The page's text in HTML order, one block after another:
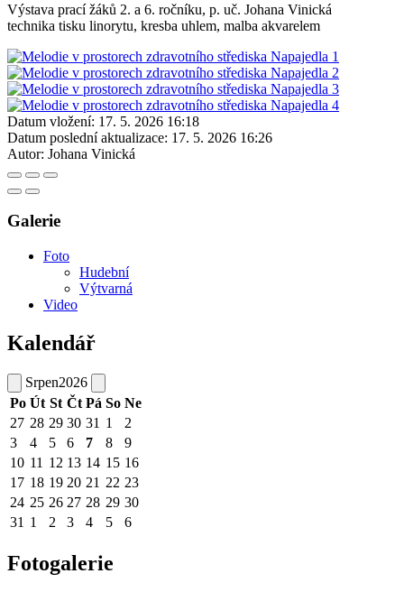
Výstava prací žáků 2. a 6. ročníku, p. uč. Johana Vinická
technika tisku linorytu, kresba uhlem, malba akvarelem
Datum vložení: 17. 5. 2026 16:18
Datum poslední aktualizace: 17. 5. 2026 16:26
Autor: Johana Vinická
Galerie
Foto
Hudební
Výtvarná
Video
Kalendář
Srpen2026
Po Út St Čt Pá So Ne
27 28 29 30 31 1
2
3
4 5 6 7 8
9
10 11 12 13 14 15 16
17 18 19 20 21 22 23
24 25 26 27 28 29 30
31 1 2 3 4 5 6
Fotogalerie